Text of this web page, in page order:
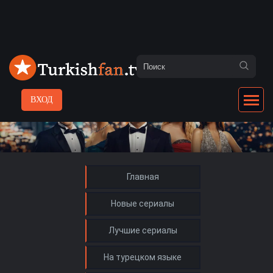
ВХОД
Главная
Новые сериалы
Лучшие сериалы
На турецком языке